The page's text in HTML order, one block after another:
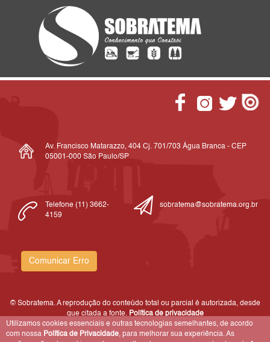
Av. Francisco Matarazzo, 404 Cj. 701/703 Água Branca - CEP
05001-000 São Paulo/SP
Telefone (11) 3662-
4159
sobratema@sobratema.org.br
Comunicar Erro
© Sobratema. A reprodução do conteúdo total ou parcial é autorizada, desde
que citada a fonte. Política de privacidade
Utilizamos cookies essenciais e outras tecnologias semelhantes, de acordo
com nossa Política de Privacidade, para melhorar sua experiência. As